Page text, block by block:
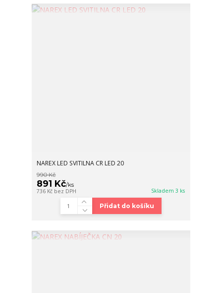
NAREX LED SVITILNA CR LED 20
990 Kč
891 Kč/ks
736 Kč bez DPH Skladem 3 ks
Přidat do košíku